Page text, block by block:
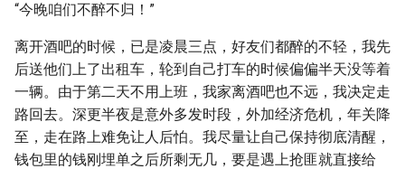
“今晚咱们不醉不归！”
离开酒吧的时候，已是凌晨三点，好友们都醉的不轻，我先
后送他们上了出租车，轮到自己打车的时候偏偏半天没等着
一辆。由于第二天不用上班，我家离酒吧也不远，我决定走
路回去。深更半夜是意外多发时段，外加经济危机，年关降
至，走在路上难免让人后怕。我尽量让自己保持彻底清醒，
钱包里的钱刚埋单之后所剩无几，要是遇上抢匪就直接给